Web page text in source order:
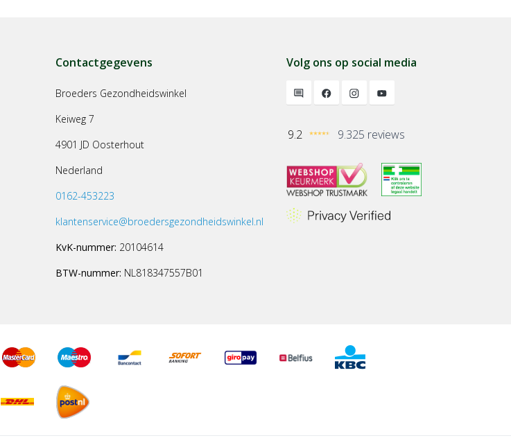
Contactgegevens
Broeders Gezondheidswinkel
Keiweg 7
4901 JD Oosterhout
Nederland
0162-453223
klantenservice@broedersgezondheidswinkel.nl
KvK-nummer: 20104614
BTW-nummer: NL818347557B01
Volg ons op social media
9.2 9.325 reviews